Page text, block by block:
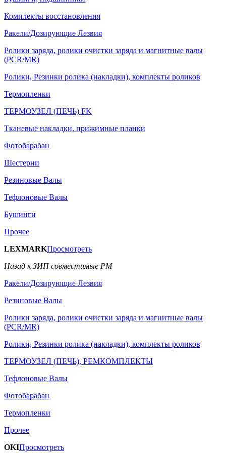
Комплекты восстановления
Ракели/Дозирующие Лезвия
Ролики заряда, ролики очистки заряда и магнитные валы
(PCR/MR)
Ролики, Резинки ролика (накладки), комплекты роликов
Термопленки
ТЕРМОУЗЕЛ (ПЕЧЬ) FK
Тканевые накладки, прижимные планки
Фотобарабан
Шестерни
Резиновые Валы
Тефлоновые Валы
Бушинги
Прочее
LEXMARKПросмотреть
Назад к ЗИП совместимые РМ
Ракели/Дозирующие Лезвия
Резиновые Валы
Ролики заряда, ролики очистки заряда и магнитные валы
(PCR/MR)
Ролики, Резинки ролика (накладки), комплекты роликов
ТЕРМОУЗЕЛ (ПЕЧЬ), РЕМКОМПЛЕКТЫ
Тефлоновые Валы
Фотобарабан
Термопленки
Прочее
OKIПросмотреть